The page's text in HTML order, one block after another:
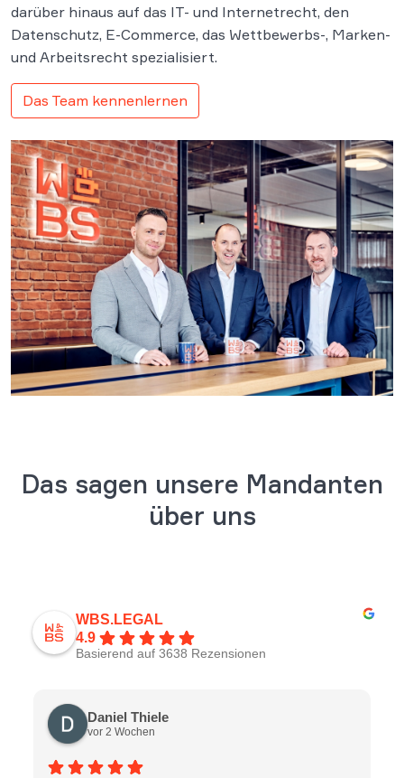
darüber hinaus auf das IT- und Internetrecht, den
Datenschutz, E-Commerce, das Wettbewerbs-, Marken-
und Arbeitsrecht spezialisiert.
Das Team kennenlernen
Das sagen unsere Mandanten
über uns
WBS.LEGAL
4.9
Basierend auf 3638 Rezensionen
Daniel Thiele
vor 2 Wochen